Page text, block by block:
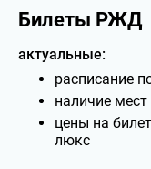
Билеты РЖД
актуальные:
расписание
наличие мест
цены на
люкс